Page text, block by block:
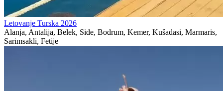
Letovanje Turska 2026
Alanja, Antalija, Belek, Side, Bodrum, Kemer, Kušadasi, Marmaris,
Sarimsakli, Fetije